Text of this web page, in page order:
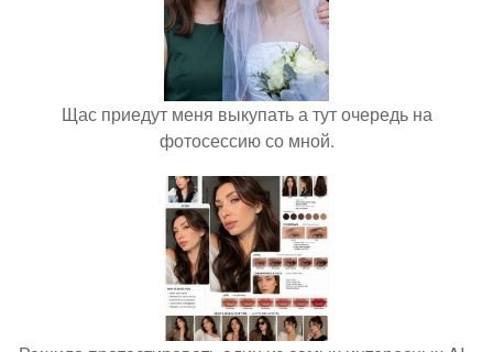
Щас приедут меня выкупать а тут очередь на
фотосессию со мной.